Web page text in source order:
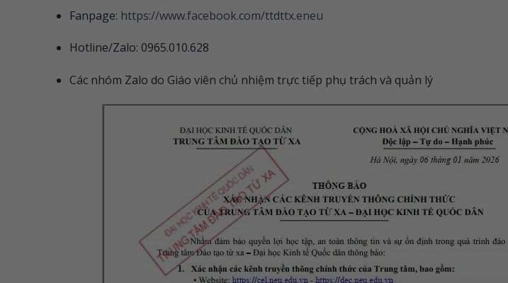
Fanpage: https://www.facebook.com/ttdttx.eneu
Hotline/Zalo: 0965.010.628
Các nhóm Zalo do Giáo viên chủ nhiệm trực tiếp phụ trách và quản lý